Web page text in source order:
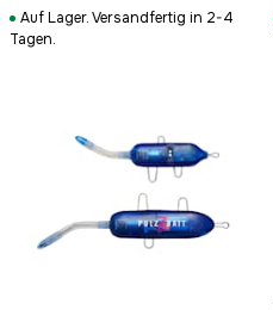
Auf Lager. Versandfertig in 2-4
Tagen.